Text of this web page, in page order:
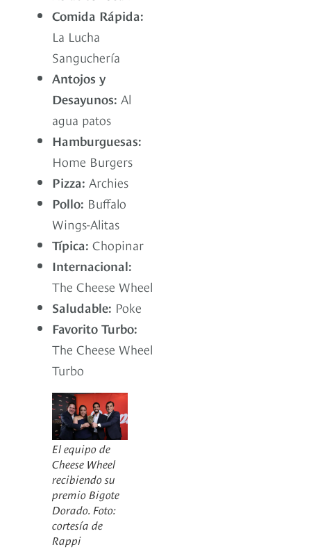
Comida Rápida:
La Lucha
Sanguchería
Antojos y
Desayunos: Al
agua patos
Hamburguesas:
Home Burgers
Pizza: Archies
Pollo: Buffalo
Wings-Alitas
Típica: Chopinar
Internacional:
The Cheese Wheel
Saludable: Poke
Favorito Turbo:
The Cheese Wheel
Turbo
El equipo de
Cheese Wheel
recibiendo su
premio Bigote
Dorado. Foto:
cortesía de
Rappi